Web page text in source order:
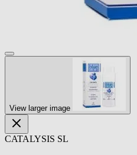
View larger image
CATALYSIS SL